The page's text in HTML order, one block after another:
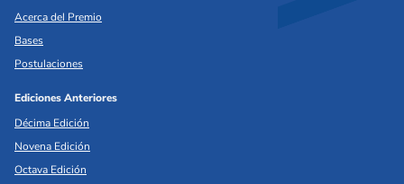
Acerca del Premio
Bases
Postulaciones
Ediciones Anteriores
Décima Edición
Novena Edición
Octava Edición